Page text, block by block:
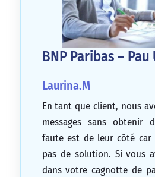
BNP Paribas –
Laurina.M
En tant que client, nous
messages sans obtenir
faute est de leur côté
pas de solution. Si vous
dans votre cagnotte de